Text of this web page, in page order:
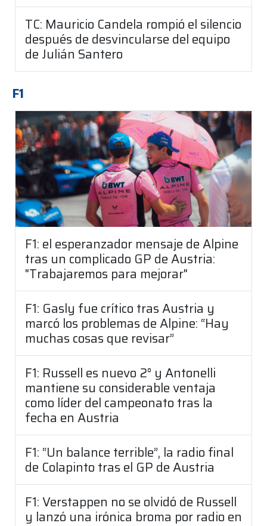
TC: Mauricio Candela rompió el silencio
después de desvincularse del equipo
de Julián Santero
F1
F1: el esperanzador mensaje de Alpine
tras un complicado GP de Austria:
"Trabajaremos para mejorar"
F1: Gasly fue crítico tras Austria y
marcó los problemas de Alpine: “Hay
muchas cosas que revisar”
F1: Russell es nuevo 2° y Antonelli
mantiene su considerable ventaja
como líder del campeonato tras la
fecha en Austria
F1: “Un balance terrible”, la radio final
de Colapinto tras el GP de Austria
F1: Verstappen no se olvidó de Russell
y lanzó una irónica broma por radio en